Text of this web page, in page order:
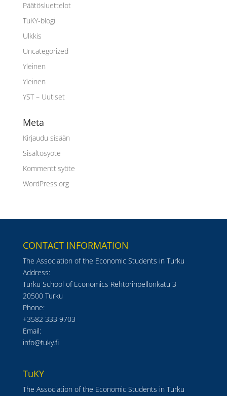
Päätösluettelot
TuKY-blogi
Ulkkis
Uncategorized
Yleinen
Yleinen
YST – Uutiset
Meta
Kirjaudu sisään
Sisältösyöte
Kommenttisyöte
WordPress.org
CONTACT INFORMATION
The Association of the Economic Students in Turku
Address:
Turku School of Economics Rehtorinpellonkatu 3
20500 Turku
Phone:
+3582 333 9703
Email:
info@tuky.fi
TuKY
The Association of the Economic Students in Turku